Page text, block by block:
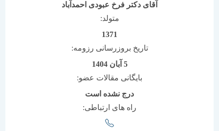
آقای دکتر فرخ عبودی احمدآباد
تاریخ بروزرسانی رزومه:
بایگانی مقالات عضو:
درج نشده است
راه های ارتباطی: